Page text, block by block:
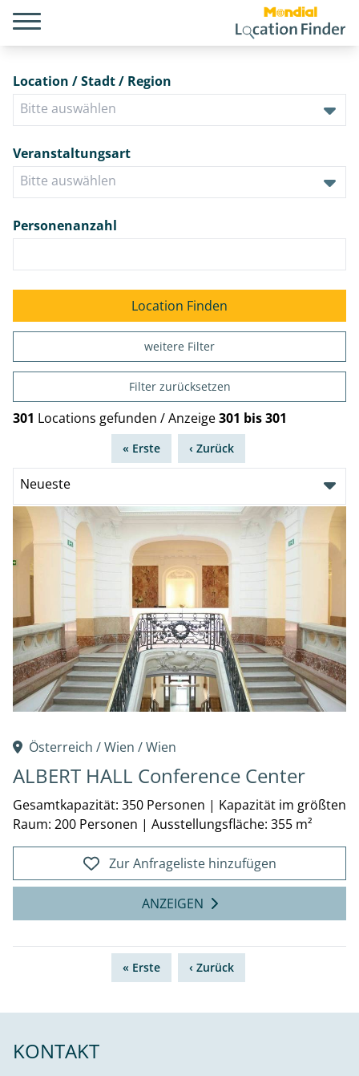
Location / Stadt / Region
Veranstaltungsart
Personenanzahl
weitere Filter
Filter zurücksetzen
301 Locations gefunden / Anzeige301 bis 301
« Erste ‹ Zurück
Neueste
Österreich /Wien /Wien
ALBERT HALL Conference Center
Gesamtkapazität: 350 Personen | Kapazität im größten
Raum: 200 Personen | Ausstellungsfläche: 355 m²
Zur Anfrageliste hinzufügen
ANZEIGEN
« Erste ‹ Zurück
KONTAKT